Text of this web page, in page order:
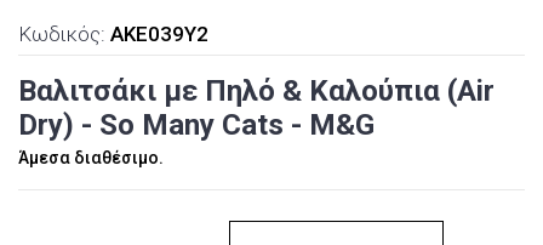
Κωδικός: AKE039Y2
Βαλιτσάκι με Πηλό & Καλούπια (Air
Dry) - So Many Cats - M&G
Άμεσα διαθέσιμο.